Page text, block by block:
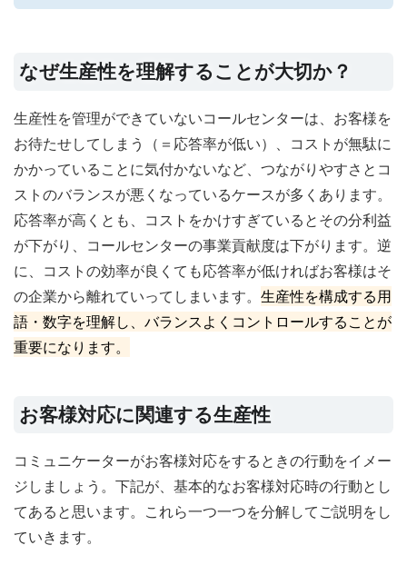
なぜ生産性を理解することが大切か？
生産性を管理ができていないコールセンターは、お客様を
お待たせしてしまう（＝応答率が低い）、コストが無駄に
かかっていることに気付かないなど、つながりやすさとコ
ストのバランスが悪くなっているケースが多くあります。
応答率が高くとも、コストをかけすぎているとその分利益
が下がり、コールセンターの事業貢献度は下がります。逆
に、コストの効率が良くても応答率が低ければお客様はそ
の企業から離れていってしまいます。 生産性を構成する用
語・数字を理解し、バランスよくコントロールすることが
重要になります。
お客様対応に関連する生産性
コミュニケーターがお客様対応をするときの行動をイメー
ジしましょう。下記が、基本的なお客様対応時の行動とし
てあると思います。これら一つ一つを分解してご説明をし
ていきます。